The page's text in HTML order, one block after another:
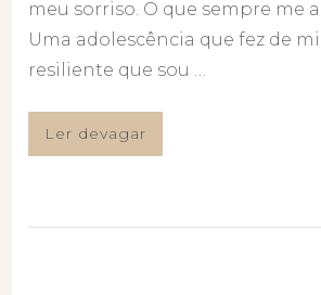
meu sorriso. O que sempre me
Uma adolescência que fez de
resiliente que sou …
Ler devagar